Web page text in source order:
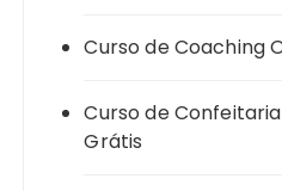
Curso de Coaching
Curso de
Grátis